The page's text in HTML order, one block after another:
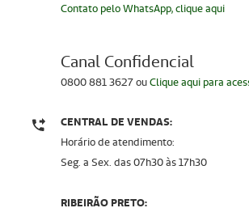
Contato pelo WhatsApp, clique aqui
Canal Confidencial
0800 881 3627 ouClique aqui para
CENTRAL DE VENDAS:
Horário de atendimento:
Seg. a Sex. das 07h30 a`s 17h30
RIBEIRÃO PRETO: